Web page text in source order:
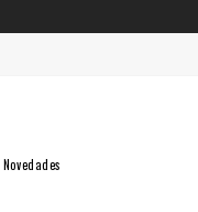
Novedades